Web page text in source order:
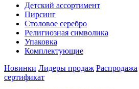
Детский ассортимент
Пирсинг
Столовое серебро
Религиозная символика
Упаковка
Комплектующие
Новинки Лидеры продаж Распродажа
сертификат